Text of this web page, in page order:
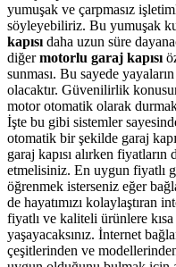
yumuşak ve çarpmasız
söyleyebiliriz. Bu yumuşak
kapısı daha uzun süre
diğermotorlu garaj kapısı
sunması. Bu sayede
olacaktır. Güvenilirlik
motor otomatik olarak
İşte bu gibi sistemler
otomatik bir şekilde garaj
garaj kapısı alırken
etmelisiniz. En uygun fiyatlı
öğrenmek isterseniz eğer
de hayatımızı kolaylaştıran
fiyatlı ve kaliteli ürünlere
yaşayacaksınız. İnternet
çeşitlerinden ve